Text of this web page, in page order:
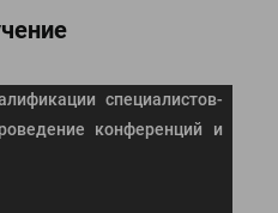
специалистов-
конференций и